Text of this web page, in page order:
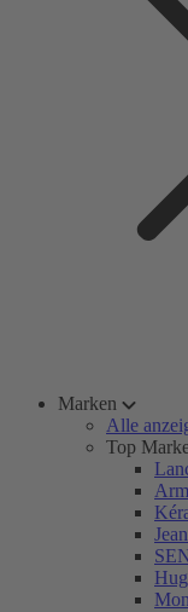
Marken
Alle
Top